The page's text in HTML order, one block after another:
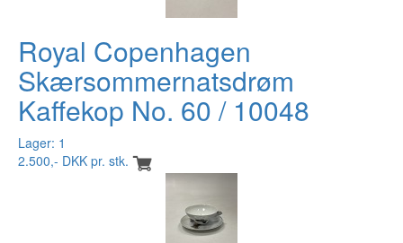
Royal Copenhagen
Skærsommernatsdrøm
Kaffekop No. 60 / 10048
Lager: 1
2.500,- DKK pr. stk.